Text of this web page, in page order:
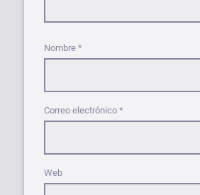
Nombre *
Correo electrónico *
Web